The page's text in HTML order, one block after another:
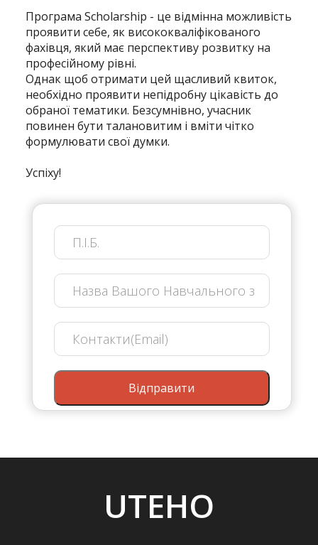
Програма Scholarship - це відмінна можливість
проявити себе, як висококваліфікованого
фахівця, який має перспективу розвитку на
професійному рівні.
Однак щоб отримати цей щасливий квиток,
необхідно проявити непідробну цікавість до
обраної тематики. Безсумнівно, учасник
повинен бути талановитим і вміти чітко
формулювати свої думки.
Успіху!
Відправити
UTEHO